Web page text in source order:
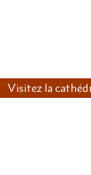
Visitez la